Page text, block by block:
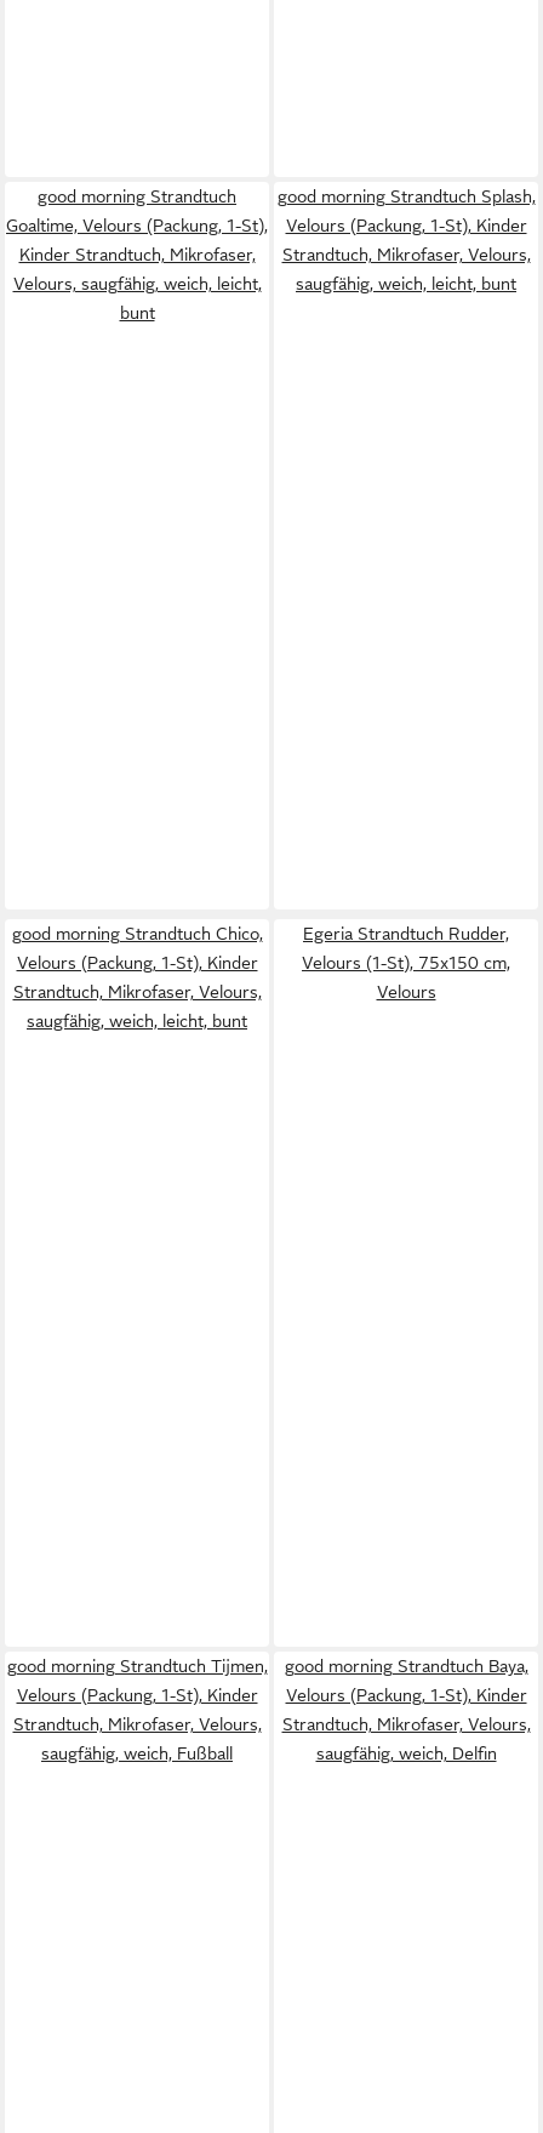
good morning Strandtuch
Goaltime, Velours (Packung, 1-St),
Kinder Strandtuch, Mikrofaser,
Velours, saugfähig, weich, leicht,
bunt
good morning Strandtuch Splash,
Velours (Packung, 1-St), Kinder
Strandtuch, Mikrofaser, Velours,
saugfähig, weich, leicht, bunt
good morning Strandtuch Chico,
Velours (Packung, 1-St), Kinder
Strandtuch, Mikrofaser, Velours,
saugfähig, weich, leicht, bunt
Egeria Strandtuch Rudder,
Velours (1-St), 75x150 cm,
Velours
good morning Strandtuch Tijmen,
Velours (Packung, 1-St), Kinder
Strandtuch, Mikrofaser, Velours,
saugfähig, weich, Fußball
good morning Strandtuch Baya,
Velours (Packung, 1-St), Kinder
Strandtuch, Mikrofaser, Velours,
saugfähig, weich, Delfin